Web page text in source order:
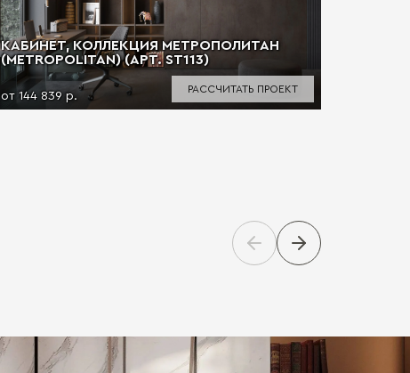
КАБИНЕТ, КОЛЛЕКЦИЯ МЕТРОПОЛИТАН
(METROPOLITAN) (АРТ. ST113)
от 144 839 р.
РАССЧИТАТЬ ПРОЕКТ